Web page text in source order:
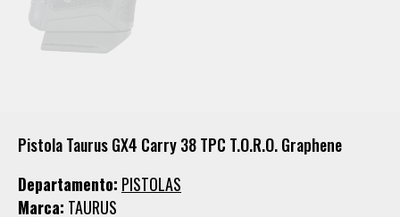
Pistola Taurus GX4 Carry 38 TPC T.O.R.O. Graphene
Departamento: PISTOLAS
Marca: TAURUS